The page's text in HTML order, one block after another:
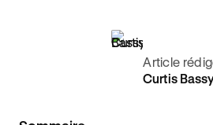
Article
Curtis